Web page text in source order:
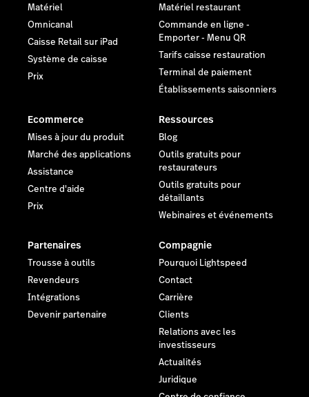
Matériel
Omnicanal
Caisse Retail sur iPad
Système de caisse
Prix
Matériel restaurant
Commande en ligne -
Emporter - Menu QR
Tarifs caisse restauration
Terminal de paiement
Établissements saisonniers
Ecommerce
Mises à jour du produit
Marché des applications
Assistance
Centre d'aide
Prix
Ressources
Blog
Outils gratuits pour
restaurateurs
Outils gratuits pour
détaillants
Webinaires et événements
Partenaires
Trousse à outils
Revendeurs
Intégrations
Devenir partenaire
Compagnie
Pourquoi Lightspeed
Contact
Carrière
Clients
Relations avec les
investisseurs
Actualités
Juridique